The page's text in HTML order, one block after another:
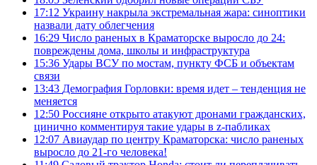
17:12 Украину накрыла экстремальная жара: синоптики
назвали дату облегчения
16:29 Число раненых в Краматорске выросло до 24:
повреждены дома, школы и инфраструктура
15:36 Удары ВСУ по мостам, пункту ФСБ и объектам
связи
13:43 Демография Горловки: время идет – тенденция не
меняется
12:50 Россияне открыто атакуют дронами гражданских,
цинично комментируя такие удары в z-пабликах
12:07 Авиаудар по центру Краматорска: число раненых
выросло до 21-го человека!